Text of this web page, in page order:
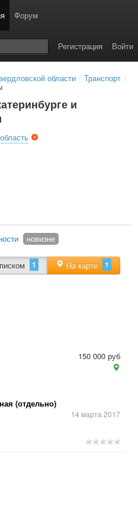
Форум
Войти
Регистрация
области / Транспорт /
и
новизне
1 На карте 1
(отдельно)
14 марта 2017
150 000 руб